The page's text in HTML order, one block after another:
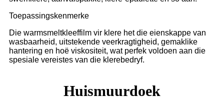
Toepassingskenmerke
Die warmsmeltkleeffilm vir klere het die eienskappe van
wasbaarheid, uitstekende veerkragtigheid, gemaklike
hantering en hoë viskositeit, wat perfek voldoen aan die
spesiale vereistes van die klerebedryf.
Huismuurdoek